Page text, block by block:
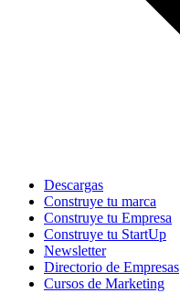
Descargas
Construye tu marca
Construye tu Empresa
Construye tu StartUp
Newsletter
Directorio de Empresas
Cursos de Marketing